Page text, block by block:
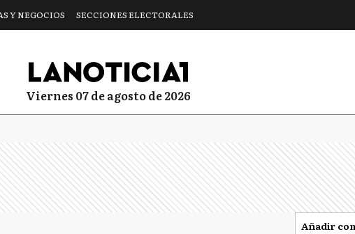
Y NEGOCIOS SECCIONES ELECTORALES
viernes 07 de agosto de 2026
Añadir